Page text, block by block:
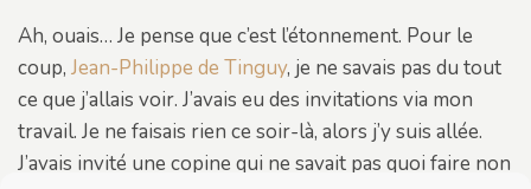
Ah, ouais… Je pense que c’est l’étonnement. Pour le
coup, Jean-Philippe de Tinguy, je ne savais pas du tout
ce que j’allais voir. J’avais eu des invitations via mon
travail. Je ne faisais rien ce soir-là, alors j’y suis allée.
J’avais invité une copine qui ne savait pas quoi faire non